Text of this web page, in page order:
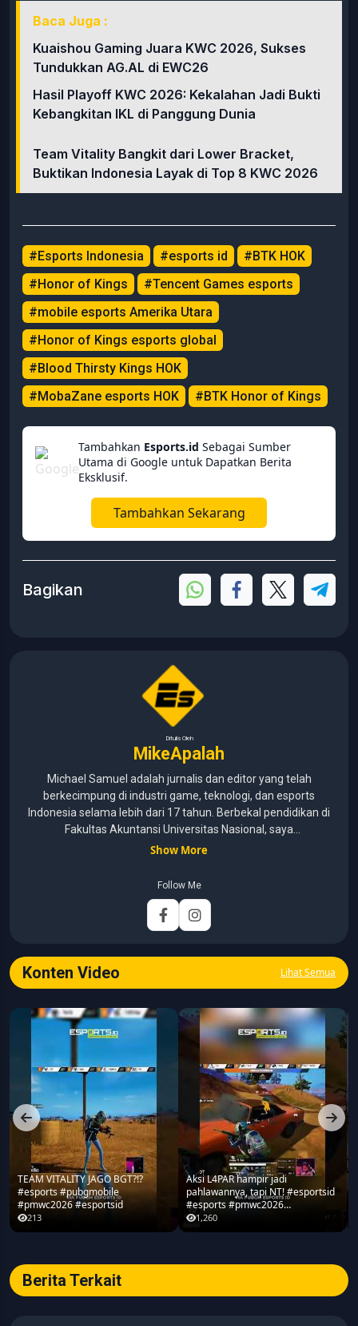
Baca Juga :
Kuaishou Gaming Juara KWC 2026, Sukses
Tundukkan AG.AL di EWC26
Hasil Playoff KWC 2026: Kekalahan Jadi Bukti
Kebangkitan IKL di Panggung Dunia
Team Vitality Bangkit dari Lower Bracket,
Buktikan Indonesia Layak di Top 8 KWC 2026
#Esports Indonesia #esports id
#BTK HOK
#Honor of Kings
#Tencent Games esports
#mobile esports Amerika Utara
#Honor of Kings esports global
#Blood Thirsty Kings HOK
#MobaZane esports HOK
#BTK Honor of Kings
Tambahkan Esports.id Sebagai Sumber
Utama di Google untuk Dapatkan Berita
Eksklusif.
Tambahkan Sekarang
Bagikan
Ditulis Oleh
MikeApalah
Michael Samuel adalah jurnalis dan editor yang telah
berkecimpung di industri game, teknologi, dan esports
Indonesia selama lebih dari 17 tahun. Berbekal pendidikan di
Fakultas Akuntansi Universitas Nasional, saya
menggabungkan kemampuan analisis dengan pengalaman
pernah menangani berbagai peran, mulai dari reporter, editor,
marketing, business development, hingga Editor in Chief.
Fokus utamanya adalah menghadirkan tulisan yang
informatif, mendalam, dan mudah dipahami, khususnya
Show More
Follow Me
Konten Video Lihat Semua
TEAM VITALITY JAGO BGT?!?
#esports #pubgmobile
#pmwc2026 #esportsid
213
Aksi L4PAR hampir jadi
pahlawannya, tapi NT! #esportsid
#esports #pmwc2026
#pubgmobile #teamrrq
1,260
Berita Terkait